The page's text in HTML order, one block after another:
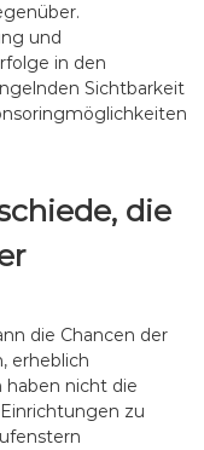
und
in den
Sichtbarkeit
die
die Chancen der
erheblich
haben nicht die
zu